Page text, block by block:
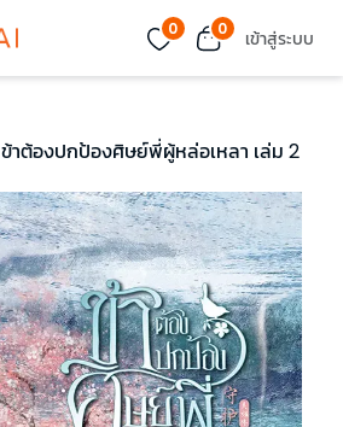
0 0 เข้าสู่ระบบ
ข้าต้องปกป้องศิษย์พี่ผู้หล่อเหลา เล่ม 2